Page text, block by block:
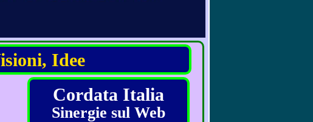
Idee
Cordata Italia
Sinergie sul Web